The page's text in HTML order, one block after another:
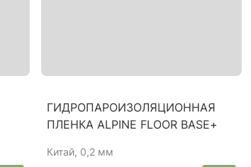
ГИДРОПАРОИЗОЛЯЦИОННАЯ
ПЛЕНКА ALPINE FLOOR BASE+
Китай, 0,2 мм